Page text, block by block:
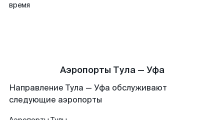
время
Аэропорты Тула — Уфа
Направление Тула — Уфа обслуживают
следующие аэропорты